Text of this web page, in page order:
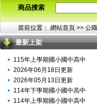
商品搜索
當前位置： 網站首頁 >> 公
最新上架
115年上學期國小國中高中
2026年06月18日更新
2026年05月13日更新
114年下學期國小國中高中
114年上學期國小國中高中